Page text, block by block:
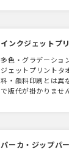
心地のタイプなど選
インクジェットプ
多色・グラデーショ
ジェットプリントタ
料・顔料印刷とは異
で版代が掛かりませ
パーカ・ジップパ